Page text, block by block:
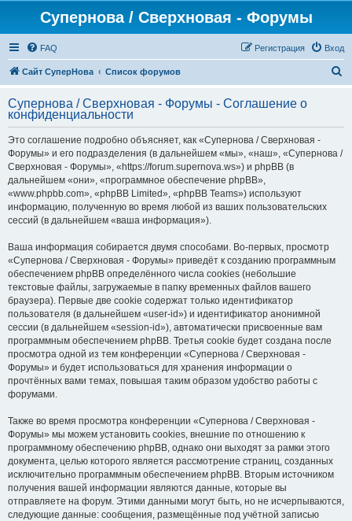
Супернова / Сверхновая - Форумы
FAQ Вход
Регистрация
Сайт СуперНова Список форумов
с
Супернова / Сверхновая - Форумы - Соглашение о
конфиденциальности
Это соглашение подробно объясняет, как «Супернова / Сверхновая -
Форумы» и его подразделения (в дальнейшем «мы», «наш», «Супернова /
Сверхновая - Форумы», «https://forum.supernova.ws») и phpBB (в
дальнейшем «они», «программное обеспечение phpBB»,
«www.phpbb.com», «phpBB Limited», «phpBB Teams») используют
информацию, полученную во время любой из ваших пользовательских
сессий (в дальнейшем «ваша информация»).
Ваша информация собирается двумя способами. Во-первых, просмотр
«Супернова / Сверхновая - Форумы» приведёт к созданию программным
обеспечением phpBB определённого числа cookies (небольшие
текстовые файлы, загружаемые в папку временных файлов вашего
браузера). Первые две cookie содержат только идентификатор
пользователя (в дальнейшем «user-id») и идентификатор анонимной
сессии (в дальнейшем «session-id»), автоматически присвоенные вам
программным обеспечением phpBB. Третья cookie будет создана после
просмотра одной из тем конференции «Супернова / Сверхновая -
Форумы» и будет использоваться для хранения информации о
прочтённых вами темах, повышая таким образом удобство работы с
форумами.
Также во время просмотра конференции «Супернова / Сверхновая -
Форумы» мы можем установить cookies, внешние по отношению к
программному обеспечению phpBB, однако они выходят за рамки этого
документа, целью которого является рассмотрение страниц, созданных
исключительно программным обеспечением phpBB. Вторым источником
получения вашей информации являются данные, которые вы
отправляете на форум. Этими данными могут быть, но не исчерпываются,
следующие данные: сообщения, размещённые под учётной записью